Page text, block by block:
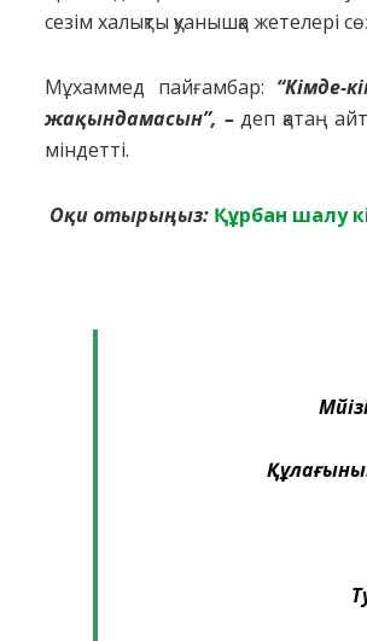
сезім халықты қуанышқа жетелері
Мұхаммед пайғамбар: “Кімде-
жақындамасын”, –деп қатаң
міндетті.
Оқи отырыңыз: Құрбан шалу